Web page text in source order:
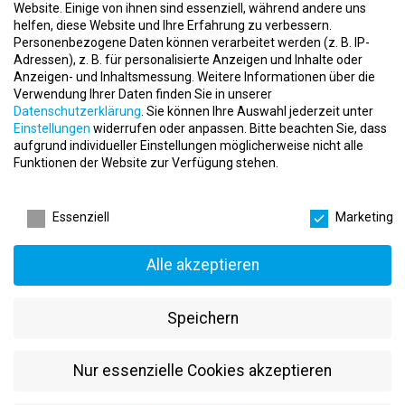
Du bist fester Bestandteil unseres Teams und unterstützt uns
bei der optimalen Betreuung der Mitglieder unter individuellen,
trainingsspezifischen Gesichtspunkten.
Durchführungen von Trainingsunterweisungen
Es fallen verschiedene administrative Tätigkeiten in deinen
Aufgabenbereich an u.a. der Verkauf von Mitgliedschaften.
Was wir dir bieten
Wir glauben an den Erfolg im Team und legen deshalb viel Wert
dich dabei weiterzuentwickeln. Dabei spielt es keine Rolle, ob du
vor Ort im Trainer-Team die Mitglieder zum Schwitzen bringst, als
Servicekraft neue Mitglieder begrüßt, unsere Social-Media-Kanäle
mit motivierendem Content befüllst oder den Mitgliederservice
Zudem liegt uns dein Wohlbefinden am Herzen. Daher gibt es für
interne und externe Weiterbildungsmöglichkeiten oder
Website. Einige von ihnen sind essenziell, während andere uns
helfen, diese Website und Ihre Erfahrung zu verbessern.
Personenbezogene Daten können verarbeitet werden (z. B. IP-
Adressen), z. B. für personalisierte Anzeigen und Inhalte oder
Anzeigen- und Inhaltsmessung. Weitere Informationen über die
Verwendung Ihrer Daten finden Sie in unserer
Datenschutzerklärung. Sie können Ihre Auswahl jederzeit unter
Einstellungen widerrufen oder anpassen. Bitte beachten Sie, dass
aufgrund individueller Einstellungen möglicherweise nicht alle
Funktionen der Website zur Verfügung stehen.
Essenziell
Marketing
Alle akzeptieren
Speichern
Nur essenzielle Cookies akzeptieren